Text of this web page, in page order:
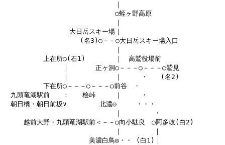
｜
○蛭ヶ野高原
｜
大日岳スキー場｜
(名3)○－－○大日岳スキー場入口
｜
上在所○(石1) 　　　　｜　高鷲役場前
｜　　　　正ヶ洞○－－－○－－－○鷲見
｜　　　　　　　｜　　　・　　(名2)
下在所○－－－○－－－○前谷　・
九頭竜湖駅前　　：　　桧峠　　　｜　　　・
朝日橋・朝日前坂∨　　　　　北濃◎　　　・・・
｜　　　　　・
越前大野・九頭竜湖駅前＜－－○向小駄良　○阿多岐(白2)
｜　　　　　｜
美濃白鳥◎・・ (白1)｜